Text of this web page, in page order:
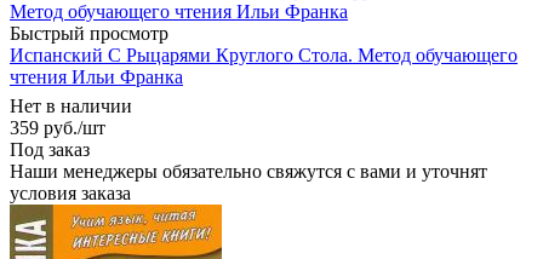
Быстрый просмотр
Испанский С Рыцарями Круглого Стола. Метод обучающего
чтения Ильи Франка
Нет в наличии
359 руб./шт
Под заказ
Наши менеджеры обязательно свяжутся с вами и уточнят
условия заказа